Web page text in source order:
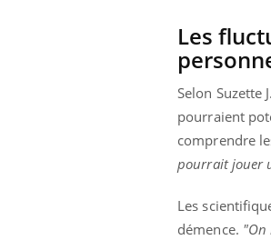
Les
Selon Suzette
pourraient
comprendre
pourrait jouer
Les
démence. "On
Eczéma Chronique
expliquer ma maladie
Il y a des sujets qui sont
d'autres non ! D'un côté,